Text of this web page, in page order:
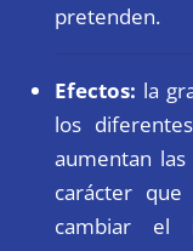
pretenden.
Efectos: la
los
aumentan
carácter
cambiar el